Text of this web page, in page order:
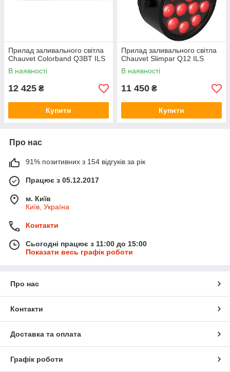
Прилад заливального світла
Chauvet Colorband Q3BT ILS
В наявності
12 425 ₴
Купити
Прилад заливального світла
Chauvet Slimpar Q12 ILS
В наявності
11 450 ₴
Купити
Про нас
91% позитивних з 154 відгуків за рік
Працює з 05.12.2017
м. Київ
Київ, Україна
Контакти
Сьогодні працює з 11:00 до 15:00
Показати весь графік роботи
Про нас
Контакти
Доставка та оплата
Графік роботи